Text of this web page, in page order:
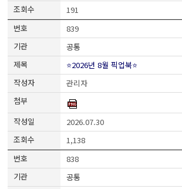
191
839
공통
⭐2026년 8월 픽업북⭐
관리자
2026.07.30
1,138
838
공통